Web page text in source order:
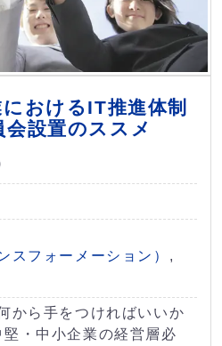
おけるIT推進体制
設置のススメ
スフォーメーション） ,
から手をつければいいか
・中小企業の経営層必